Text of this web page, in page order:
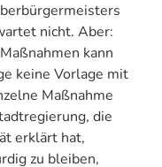
nicht. Aber:
kann
keine Vorlage mit
Maßnahme
die
erklärt hat,
zu bleiben,